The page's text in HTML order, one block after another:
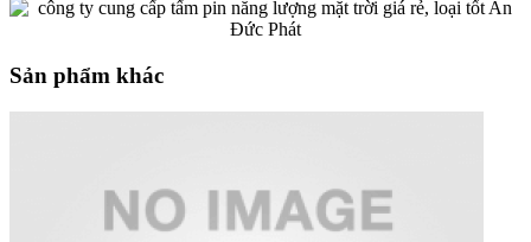
Sản phẩm khác